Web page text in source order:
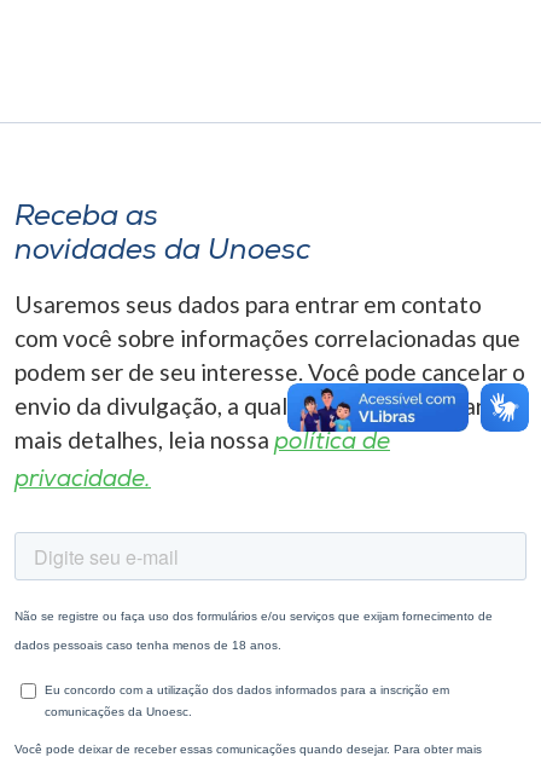
A+
Receba as
novidades da Unoesc
Usaremos seus dados para entrar em contato
com você sobre informações correlacionadas que
podem ser de seu interesse. Você pode cancelar o
envio da divulgação, a qualquer momento. Para
mais detalhes, leia nossa política de
privacidade.